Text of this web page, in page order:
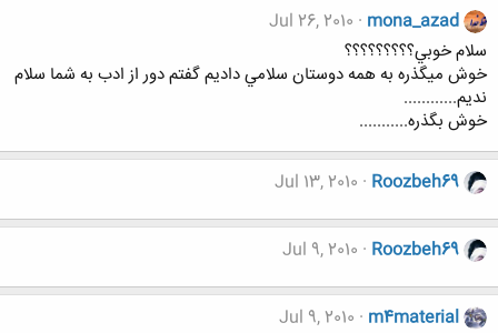
mona_azad
Jul 26, 2010
سلام خوبي؟؟؟؟؟؟؟؟؟
خوش ميگذره به همه دوستان سلامي داديم گفتم دور از ادب به شما سلام
نديم............
خوش بگذره...........
Roozbeh69
Jul 13, 2010
Roozbeh69
Jul 9, 2010
m4material
Jul 9, 2010